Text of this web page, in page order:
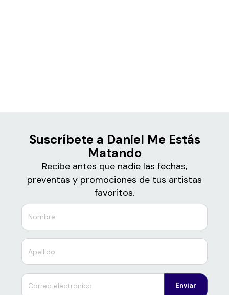
Suscríbete a Daniel Me Estás
Matando
Recibe antes que nadie las fechas,
preventas y promociones de tus artistas
favoritos.
Enviar